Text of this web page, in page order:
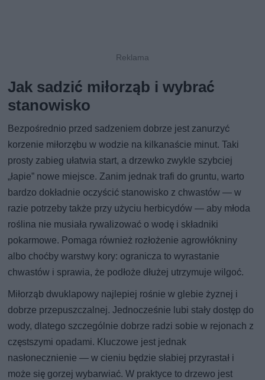
Jak sadzić miłorząb i wybrać
stanowisko
Bezpośrednio przed sadzeniem dobrze jest zanurzyć
korzenie miłorzębu w wodzie na kilkanaście minut. Taki
prosty zabieg ułatwia start, a drzewko zwykle szybciej
„łapie” nowe miejsce. Zanim jednak trafi do gruntu, warto
bardzo dokładnie oczyścić stanowisko z chwastów — w
razie potrzeby także przy użyciu herbicydów — aby młoda
roślina nie musiała rywalizować o wodę i składniki
pokarmowe. Pomaga również rozłożenie agrowłókniny
albo choćby warstwy kory: ogranicza to wyrastanie
chwastów i sprawia, że podłoże dłużej utrzymuje wilgoć.
Miłorząb dwuklapowy najlepiej rośnie w glebie żyznej i
dobrze przepuszczalnej. Jednocześnie lubi stały dostęp do
wody, dlatego szczególnie dobrze radzi sobie w rejonach z
częstszymi opadami. Kluczowe jest jednak
nasłonecznienie — w cieniu będzie słabiej przyrastał i
może się gorzej wybarwiać. W praktyce to drzewo jest